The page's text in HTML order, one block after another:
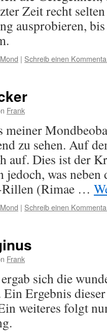
Zeit recht
ausprobieren,
Mond | Schreib einen
Frank
meiner
zu sehen. Auf
auf. Dies ist der
was neben
Rillen (Rimae …
Mond | Schreib einen
Frank
sich die
Ergebnis
weiteres folgt